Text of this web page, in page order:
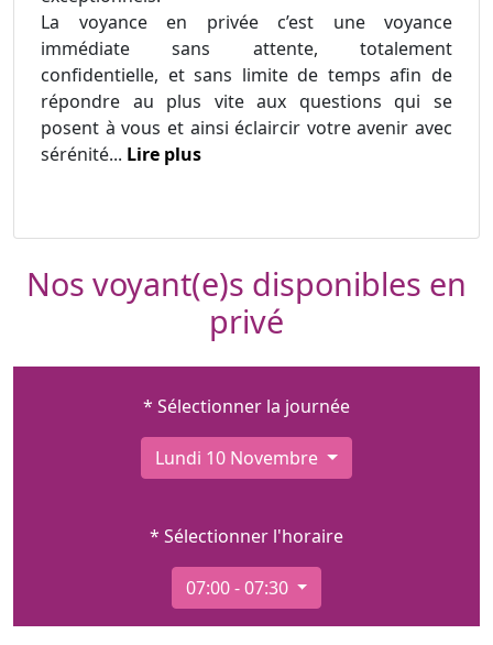
La voyance en privée c’est une voyance
immédiate sans attente, totalement
confidentielle, et sans limite de temps afin de
répondre au plus vite aux questions qui se
posent à vous et ainsi éclaircir votre avenir avec
sérénité... Lire plus
Nos voyant(e)s disponibles en
privé
* Sélectionner la journée
Lundi 10 Novembre
* Sélectionner l'horaire
07:00 - 07:30